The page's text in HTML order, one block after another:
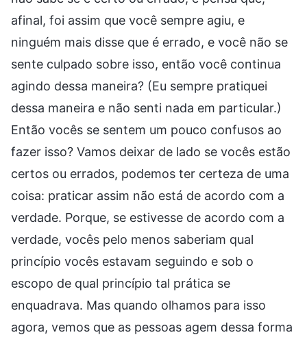
afinal, foi assim que você sempre agiu, e
ninguém mais disse que é errado, e você não se
sente culpado sobre isso, então você continua
agindo dessa maneira? (Eu sempre pratiquei
dessa maneira e não senti nada em particular.)
Então vocês se sentem um pouco confusos ao
fazer isso? Vamos deixar de lado se vocês estão
certos ou errados, podemos ter certeza de uma
coisa: praticar assim não está de acordo com a
verdade. Porque, se estivesse de acordo com a
verdade, vocês pelo menos saberiam qual
princípio vocês estavam seguindo e sob o
escopo de qual princípio tal prática se
enquadrava. Mas quando olhamos para isso
agora, vemos que as pessoas agem dessa forma